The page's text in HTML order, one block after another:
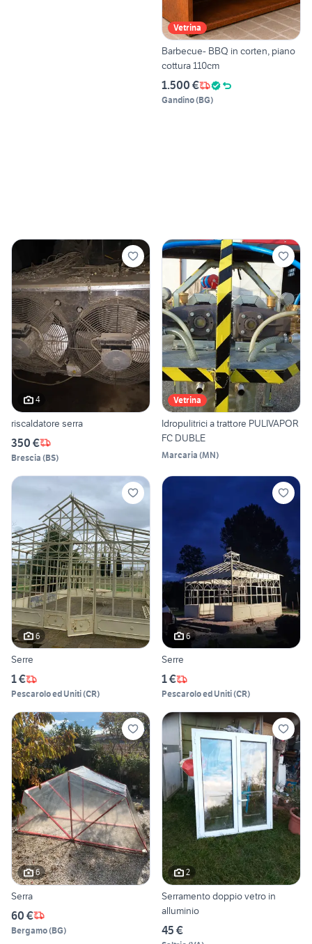
Vetrina
Barbecue- BBQ in corten, piano
cottura 110cm
1.500 €
Gandino(BG)
4
riscaldatore serra
350 €
Brescia (BS)
Vetrina
Idropulitrici a trattore PULIVAPOR
FC DUBLE
Marcaria (MN)
6
Serre
1 €
Pescarolo ed Uniti(CR)
6
Serre
1 €
Pescarolo ed Uniti(CR)
6
Serra
60 €
Bergamo(BG)
2
Serramento doppio vetro in
alluminio
45 €